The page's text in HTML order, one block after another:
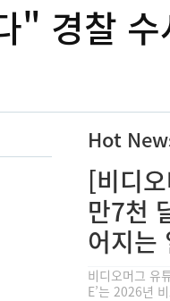
" 경찰 수
Hot
[비디
만7천
어지는
비디오머그 유
E’는 2026년